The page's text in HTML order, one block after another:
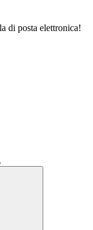
di posta elettronica!